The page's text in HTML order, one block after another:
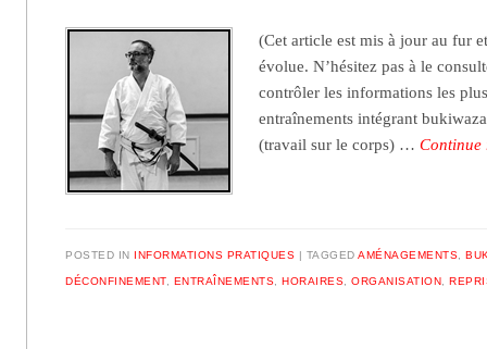
(Cet article est mis à jour au fur
évolue. N’hésitez pas à le
contrôler les informations les
entraînements intégrant
(travail sur le corps) …
POSTED IN INFORMATIONS PRATIQUES TAGGEDAMÉNAGEMENTS ,
DÉCONFINEMENT, ENTRAÎNEMENTS ,HORAIRES ,ORGANISATION ,